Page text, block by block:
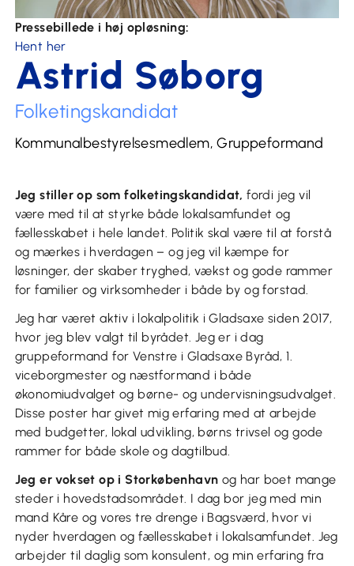
Astrid Søborg
Folketingskandidat
Kommunalbestyrelsesmedlem, Gruppeformand
Jeg stiller op som folketingskandidat, fordi jeg vil
være med til at styrke både lokalsamfundet og
fællesskabet i hele landet. Politik skal være til at forstå
og mærkes i hverdagen – og jeg vil kæmpe for
løsninger, der skaber tryghed, vækst og gode rammer
for familier og virksomheder i både by og forstad.
Jeg har været aktiv i lokalpolitik i Gladsaxe siden 2017,
hvor jeg blev valgt til byrådet. Jeg er i dag
gruppeformand for Venstre i Gladsaxe Byråd, 1.
viceborgmester og næstformand i både
økonomiudvalget og børne- og undervisningsudvalget.
Disse poster har givet mig erfaring med at arbejde
med budgetter, lokal udvikling, børns trivsel og gode
rammer for både skole og dagtilbud.
Jeg er vokset op i Storkøbenhavn og har boet mange
steder i hovedstadsområdet. I dag bor jeg med min
mand Kåre og vores tre drenge i Bagsværd, hvor vi
nyder hverdagen og fællesskabet i lokalsamfundet. Jeg
arbejder til daglig som konsulent, og min erfaring fra
Pressebillede i høj opløsning:
Hent her